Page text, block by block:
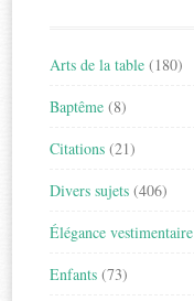
Arts de la table (180)
Baptême (8)
Citations (21)
Divers sujets (406)
Élégance vestimentaire
Enfants (73)